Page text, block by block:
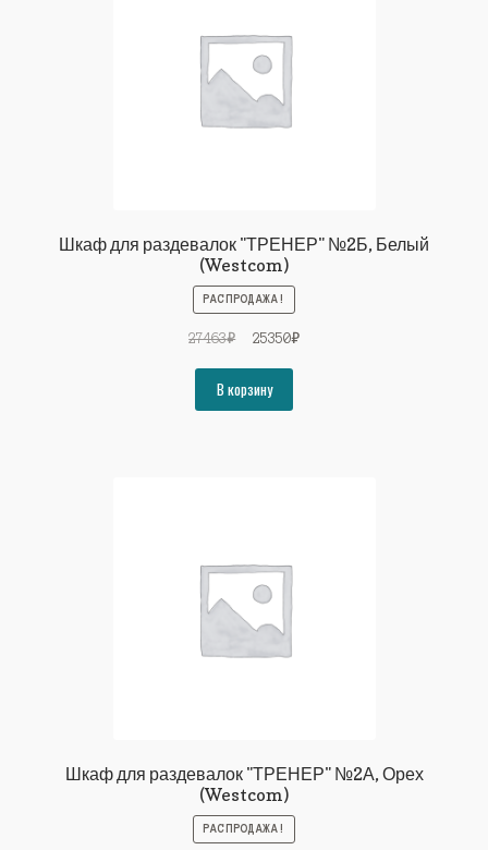
Шкаф для раздевалок "ТРЕНЕР" №2Б, Белый
(Westcom)
РАСПРОДАЖА!
27463₽
Первоначальная
составляла
27463₽.
25350₽Текущая
В корзину
Шкаф для раздевалок "ТРЕНЕР" №2А, Орех
(Westcom)
РАСПРОДАЖА!